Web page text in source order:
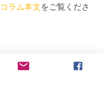
コラム本文をご覧くださ